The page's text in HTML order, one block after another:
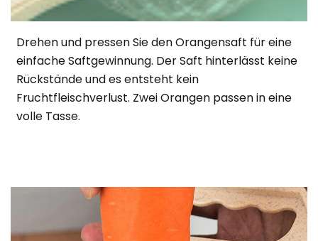
Drehen und pressen Sie den Orangensaft für eine
einfache Saftgewinnung. Der Saft hinterlässt keine
Rückstände und es entsteht kein
Fruchtfleischverlust. Zwei Orangen passen in eine
volle Tasse.